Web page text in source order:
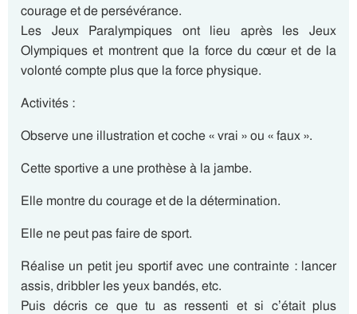
courage et de persévérance.
Les Jeux Paralympiques ont lieu après les Jeux
Olympiques et montrent que la force du cœur et de la
volonté compte plus que la force physique.
Activités :
Observe une illustration et coche « vrai » ou « faux ».
Cette sportive a une prothèse à la jambe.
Elle montre du courage et de la détermination.
Elle ne peut pas faire de sport.
Réalise un petit jeu sportif avec une contrainte : lancer
assis, dribbler les yeux bandés, etc.
Puis décris ce que tu as ressenti et si c’était plus